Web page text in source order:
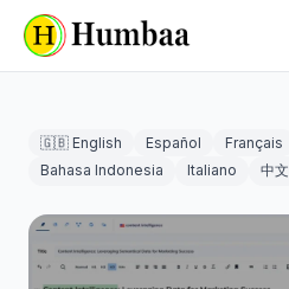
🇬🇧 English Español Français
Bahasa Indonesia
Italiano 中文